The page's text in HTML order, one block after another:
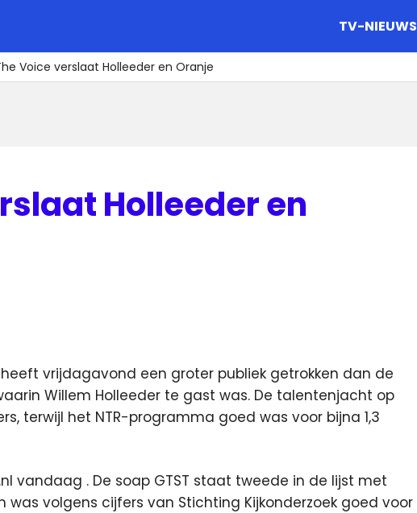
TV-NIEUWS
Voice verslaat Holleeder en Oranje
Holleeder en
vrijdagavond een groter publiek getrokken dan de
Willem Holleeder te gast was. De talentenjacht op
terwijl het NTR-programma goed was voor bijna 1,3
vandaag . De soap GTST staat tweede in de lijst met
was volgens cijfers van Stichting Kijkonderzoek goed voor